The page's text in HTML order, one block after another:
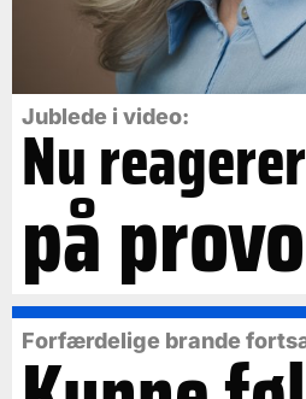
Jublede i video:
Nu
på
Forfærdelige brande